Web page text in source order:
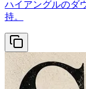
ハイアングルのダ
持。